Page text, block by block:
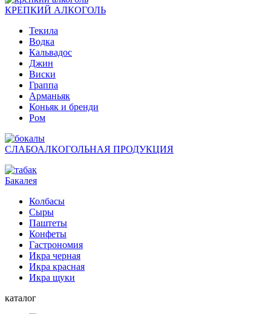
КРЕПКИЙ АЛКОГОЛЬ
Текила
Водка
Кальвадос
Джин
Виски
Граппа
Арманьяк
Коньяк и бренди
Ром
СЛАБОАЛКОГОЛЬНАЯ ПРОДУКЦИЯ
Бакалея
Колбасы
Сыры
Паштеты
Конфеты
Гастрономия
Икра черная
Икра красная
Икра щуки
каталог